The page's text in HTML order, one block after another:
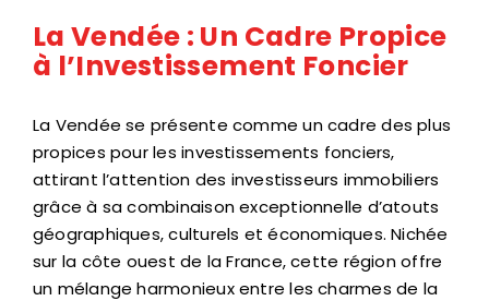
La Vendée : Un Cadre Propice
à l’Investissement Foncier
La Vendée se présente comme un cadre des plus
propices pour les investissements fonciers,
attirant l’attention des investisseurs immobiliers
grâce à sa combinaison exceptionnelle d’atouts
géographiques, culturels et économiques. Nichée
sur la côte ouest de la France, cette région offre
un mélange harmonieux entre les charmes de la